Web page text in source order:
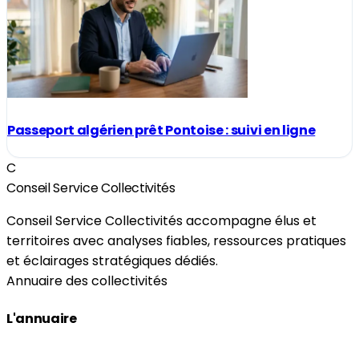
Passeport algérien prêt Pontoise : suivi en ligne
C
Conseil Service Collectivités
Conseil Service Collectivités accompagne élus et
territoires avec analyses fiables, ressources pratiques
et éclairages stratégiques dédiés.
Annuaire des collectivités
L'annuaire